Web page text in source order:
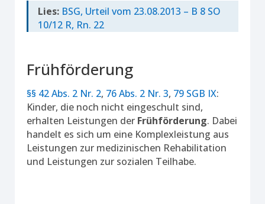
Lies: BSG, Urteil vom 23.08.2013 – B 8 SO
10/12 R, Rn. 22
Frühförderung
§§ 42 Abs. 2 Nr. 2, 76 Abs. 2 Nr. 3, 79 SGB IX:
Kinder, die noch nicht eingeschult sind,
erhalten Leistungen der Frühförderung. Dabei
handelt es sich um eine Komplexleistung aus
Leistungen zur medizinischen Rehabilitation
und Leistungen zur sozialen Teilhabe.